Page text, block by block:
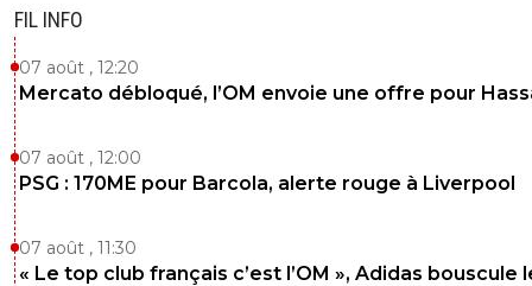
FIL INFO
07 août , 12:20
Mercato débloqué, l’OM envoie une offre pour
07 août , 12:00
PSG : 170ME pour Barcola, alerte rouge à Liverpool
07 août , 11:30
« Le top club français c’est l’OM », Adidas bouscule